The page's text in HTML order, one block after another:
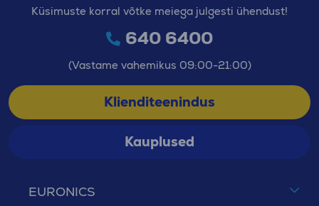
EURONICS
Küsimuste korral võtke meiega julgesti ühendust!
640 6400
(Vastame vahemikus 09:00-21:00)
Klienditeenindus
Kauplused